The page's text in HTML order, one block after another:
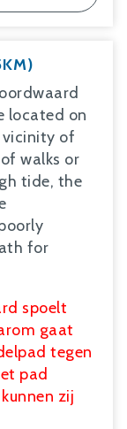
located on
vicinity of
walks or
tide, the
for
spoelt
gaat
tegen
pad
zij